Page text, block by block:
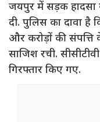
जयपुर में सड़क
दी. पुलिस का दावा है
और करोड़ों की
साजिश रची.
गिरफ्तार किए गए.